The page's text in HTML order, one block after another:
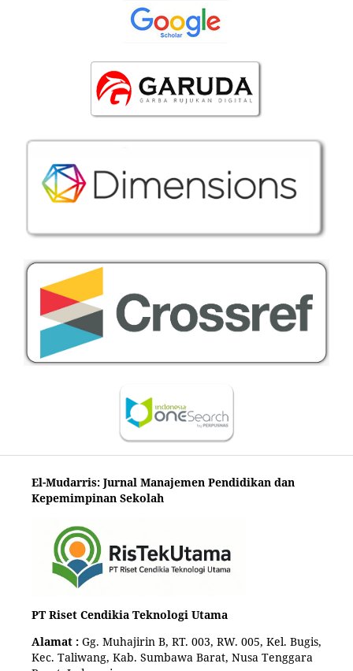
El-Mudarris: Jurnal Manajemen Pendidikan dan
Kepemimpinan Sekolah
PT Riset Cendikia Teknologi Utama
Alamat : Gg. Muhajirin B, RT. 003, RW. 005, Kel. Bugis,
Kec. Taliwang, Kab. Sumbawa Barat, Nusa Tenggara